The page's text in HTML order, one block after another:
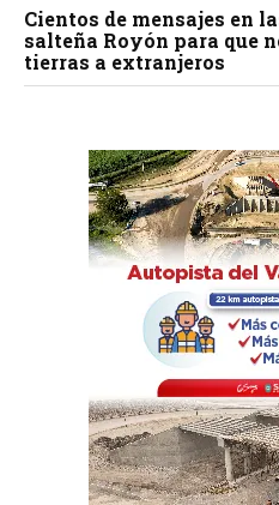
Cientos de mensajes en
salteña Royón para que
tierras a extranjeros